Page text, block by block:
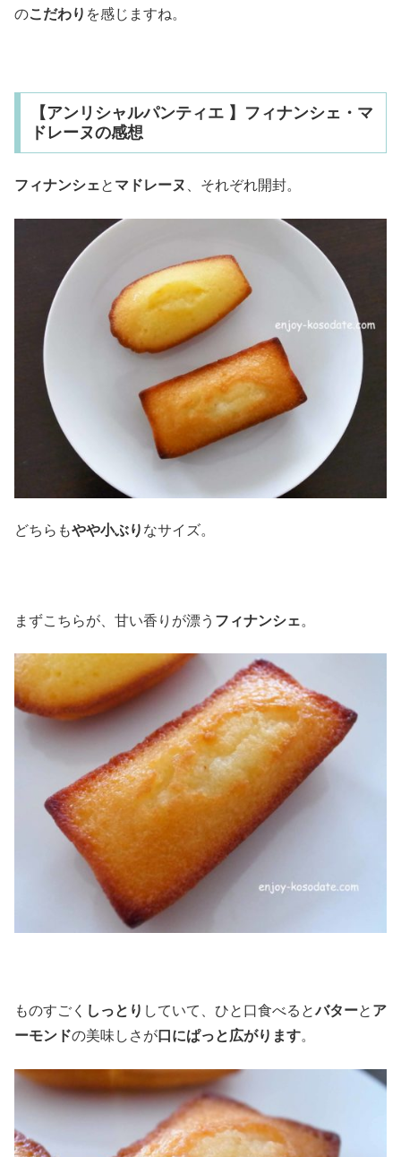
のこだわり を感じますね。
【アンリシャルパンティエ 】フィナンシェ・マ
ドレーヌの感想
フィナンシェと マドレーヌ 、それぞれ開封。
どちらもやや小ぶり なサイズ。
まずこちらが、甘い香りが漂う フィナンシェ。
ものすごく しっとり していて、ひと口食べるとバターと ア
ーモンドの美味しさが口にぱっと広がります。